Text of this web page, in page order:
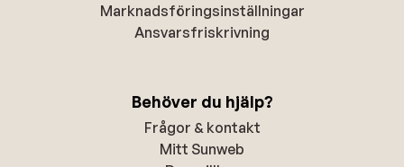
Marknadsföringsinställningar
Ansvarsfriskrivning
Behöver du hjälp?
Frågor & kontakt
Mitt Sunweb